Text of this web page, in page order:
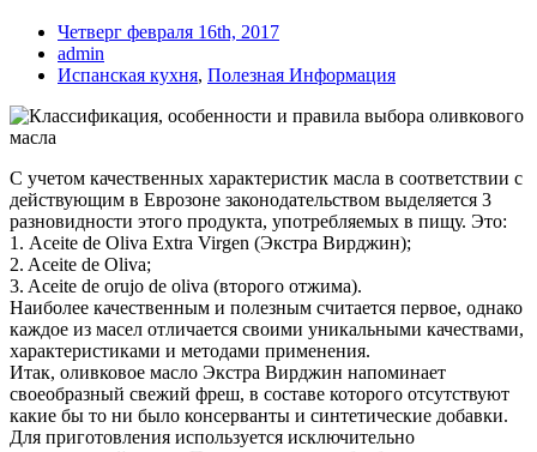
Четверг февраля 16th, 2017
admin
Испанская кухня, Полезная Информация
С учетом качественных характеристик масла в соответствии с
действующим в Еврозоне законодательством выделяется 3
разновидности этого продукта, употребляемых в пищу. Это:
1. Aceite de Oliva Extra Virgen (Экстра Вирджин);
2. Aceite de Oliva;
3. Aceite de orujo de oliva (второго отжима).
Наиболее качественным и полезным считается первое, однако
каждое из масел отличается своими уникальными качествами,
характеристиками и методами применения.
Итак, оливковое масло Экстра Вирджин напоминает
своеобразный свежий фреш, в составе которого отсутствуют
какие бы то ни было консерванты и синтетические добавки.
Для приготовления используется исключительно